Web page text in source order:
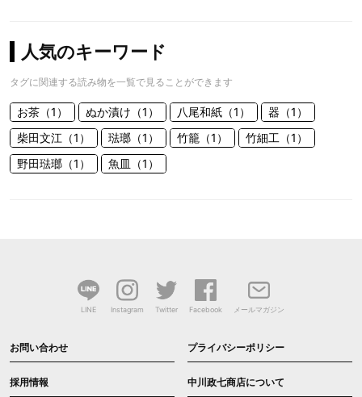
人気のキーワード
タグに関連する読み物を一覧で見ることができます
お茶（1） ぬか漬け（1） 八尾和紙（1）
器（1）
柴田文江（1）
琺瑯（1） 竹籠（1）
竹細工（1）
野田琺瑯（1）
魚皿（1）
LINE Instagram Twitter Facebook メールマガジン
お問い合わせ プライバシーポリシー
採用情報 中川政七商店について